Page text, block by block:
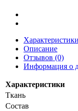
Характеристики
Описание
Отзывов (0)
Информация о
Характеристики
Ткань
Состав